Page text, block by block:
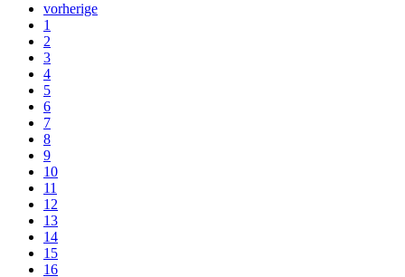
vorherige
1
2
3
4
5
6
7
8
9
10
11
12
13
14
15
16